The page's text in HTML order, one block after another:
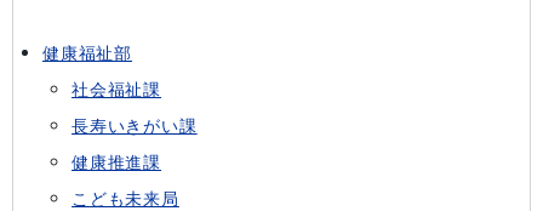
健康福祉部
社会福祉課
長寿いきがい課
健康推進課
こども未来局